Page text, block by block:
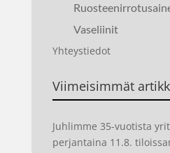
Vaseliinit
Yhteystiedot
Viimeisimmät
Juhlimme 35-vuotista
perjantaina 11.8.